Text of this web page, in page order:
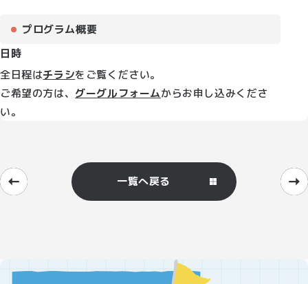
プログラム概要
日時
全日程はチラシをご覧ください。
ご希望の方は、 グーグルフォームからお申し込みくださ
い。
一覧へ戻る